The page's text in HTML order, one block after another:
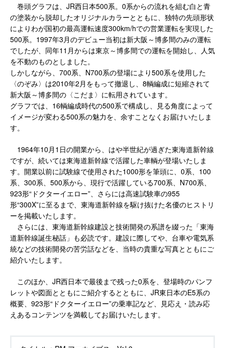
巻頭グラフは、JR西日本500系。0系からの流れを組む白と青
の塗装から脱却したオリジナルカラーとともに、独特の先頭形状
によりわが国初の最高運転速度300km/hでの営業運転を実現した
500系。1997年3月のデビュー当初は新大阪～博多間のみの運転
でしたが、同年11月からは東京～博多間での運転を開始し、人気
を不動のものとしました。
しかしながら、700系、N700系の登場により500系を使用した
〈のぞみ〉は2010年2月をもって撤退し、8輌編成に短縮されて
新大阪～博多間の〈こだま〉に転用されています。
グラフでは、16輌編成時代の500系で構成し、見る角度によって
イメージが変わる500系の魅力を、余すことなくお届けいたしま
す。
1964年10月1日の開業から、はや半世紀が過ぎた東海道新幹線
ですが、続いては東海道新幹線で活躍した車輌が登場いたしま
す。開業以前に試験線で使用された1000形を筆頭に、0系、100
系、300系、500系から、現行で活躍している700系、N700系、
923形“ドクターイエロー”、さらには高速試験車の955
形“300X”に至るまで、東海道新幹線を駆け抜けた名優のヒストリ
ーを掲載いたします。
さらには、東海道新幹線建設と技術開発の系譜を綴った「東海
道新幹線誕生秘話」も必読です。建設に際してや、台車や電気系
統などの技術開発の苦労話などを、当時の貴重な写真とともにご
紹介いたします。
このほか、JR西日本で最後まで残った0系を、登場時のパンフ
レットや図面とともにご紹介するとともに、JR東日本のE5系の
概要、923形“ドクターイエロー”の乗車記など、見応え・読み応
えあるコンテンツを満載してお届けいたします。